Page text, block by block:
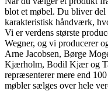
blot et møbel. Du bliver
karakteristisk håndværk,
Vi er verdens største
Wegner, og vi producerer
Arne Jacobsen, Børge
Kjærholm, Bodil Kjær og
repræsenterer mere end
møbler sælges over hele